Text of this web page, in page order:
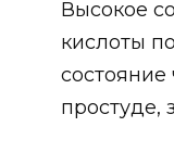
Высокое
кислоты
простуде,